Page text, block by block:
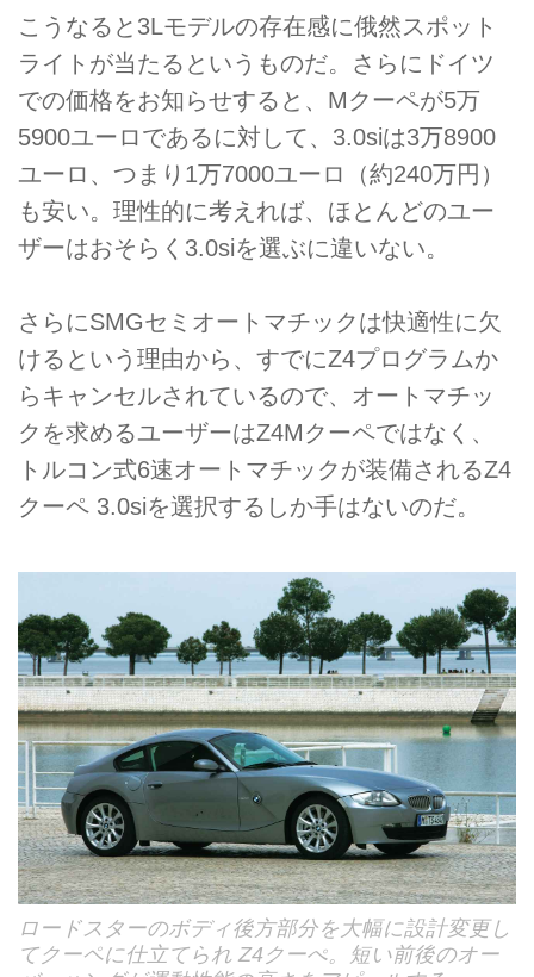
こうなると3Lモデルの存在感に俄然スポット
ライトが当たるというものだ。さらにドイツ
での価格をお知らせすると、Mクーペが5万
5900ユーロであるに対して、3.0siは3万8900
ユーロ、つまり1万7000ユーロ（約240万円）
も安い。理性的に考えれば、ほとんどのユー
ザーはおそらく3.0siを選ぶに違いない。
さらにSMGセミオートマチックは快適性に欠
けるという理由から、すでにZ4プログラムか
らキャンセルされているので、オートマチッ
クを求めるユーザーはZ4Mクーペではなく、
トルコン式6速オートマチックが装備されるZ4
クーペ 3.0siを選択するしか手はないのだ。
ロードスターのボディ後方部分を大幅に設計変更し
てクーペに仕立てられ Z4クーぺ。短い前後のオー